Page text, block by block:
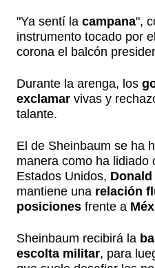
"Ya sentí la campana",
instrumento tocado por el
corona el balcón
Durante la arenga, los
exclamar vivas y
talante.
El de Sheinbaum se ha
manera como ha lidiado
Estados Unidos,
mantiene una relación
posiciones frente a
Sheinbaum recibirá la
escolta militar, para